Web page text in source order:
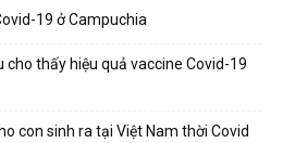
19 ở Campuchia
cho thấy hiệu quả vaccine Covid-19
con sinh ra tại Việt Nam thời Covid